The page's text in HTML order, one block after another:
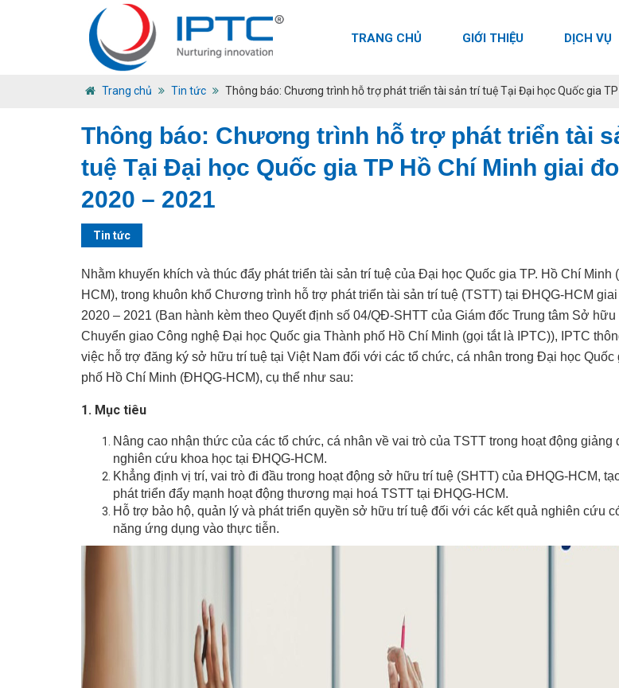
TRANG CHỦ GIỚI THIỆU DỊCH VỤ
Trang chủ Tin tức Thông báo: Chương trình hỗ trợ phát triển tài sản trí tuệ Tại Đại học Quốc gia
Thông báo: Chương trình hỗ trợ phát triển tài
tuệ Tại Đại học Quốc gia TP Hồ Chí Minh giai
2020 – 2021
Tin tức
Nhằm khuyến khích và thúc đẩy phát triển tài sản trí tuệ của Đại học Quốc gia TP. Hồ Chí Minh
HCM), trong khuôn khổ Chương trình hỗ trợ phát triển tài sản trí tuệ (TSTT) tại ĐHQG-HCM
2020 – 2021 (Ban hành kèm theo Quyết định số 04/QĐ-SHTT của Giám đốc Trung tâm Sở hữu
Chuyển giao Công nghệ Đại học Quốc gia Thành phố Hồ Chí Minh (gọi tắt là IPTC)), IPTC
việc hỗ trợ đăng ký sở hữu trí tuệ tại Việt Nam đối với các tổ chức, cá nhân trong Đại học Quốc
phố Hồ Chí Minh (ĐHQG-HCM), cụ thể như sau:
1. Mục tiêu
Nâng cao nhận thức của các tổ chức, cá nhân về vai trò của TSTT trong hoạt động giảng
nghiên cứu khoa học tại ĐHQG-HCM.
Khẳng định vị trí, vai trò đi đầu trong hoạt động sở hữu trí tuệ (SHTT) của ĐHQG-HCM,
phát triển đẩy mạnh hoạt động thương mại hoá TSTT tại ĐHQG-HCM.
Hỗ trợ bảo hộ, quản lý và phát triển quyền sở hữu trí tuệ đối với các kết quả nghiên cứu
năng ứng dụng vào thực tiễn.